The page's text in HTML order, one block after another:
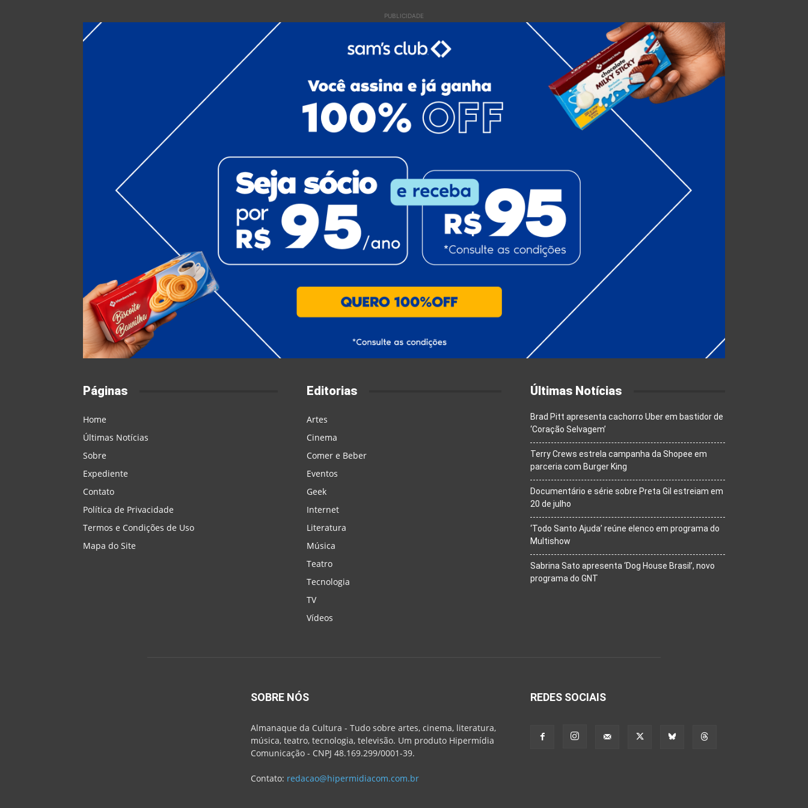
PUBLICIDADE
Páginas
Home
Últimas Notícias
Sobre
Expediente
Contato
Política de Privacidade
Termos e Condições de Uso
Mapa do Site
Editorias
Artes
Cinema
Comer e Beber
Eventos
Geek
Internet
Literatura
Música
Teatro
Tecnologia
TV
Vídeos
Últimas Notícias
Brad Pitt apresenta cachorro Uber em bastidor de
‘Coração Selvagem’
Terry Crews estrela campanha da Shopee em
parceria com Burger King
Documentário e série sobre Preta Gil estreiam em
20 de julho
‘Todo Santo Ajuda’ reúne elenco em programa do
Multishow
Sabrina Sato apresenta ‘Dog House Brasil’, novo
programa do GNT
SOBRE NÓS
Almanaque da Cultura - Tudo sobre artes, cinema, literatura,
música, teatro, tecnologia, televisão. Um produto Hipermídia
Comunicação - CNPJ 48.169.299/0001-39.
Contato: redacao@hipermidiacom.com.br
REDES SOCIAIS